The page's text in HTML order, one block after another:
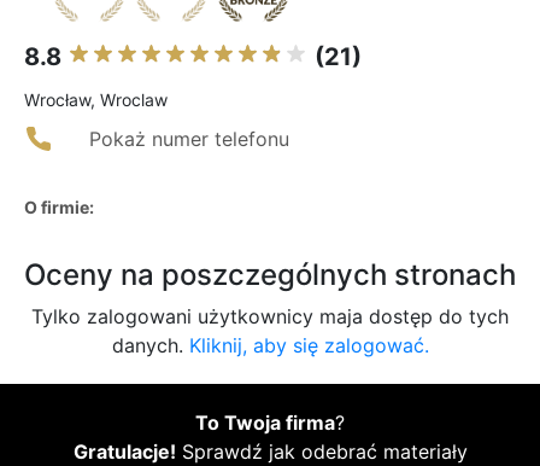
8.8 (21)
Wrocław, Wroclaw
Pokaż numer telefonu
O firmie:
Oceny na poszczególnych stronach
Tylko zalogowani użytkownicy maja dostęp do tych
danych. Kliknij, aby się zalogować.
To Twoja firma?
Gratulacje! Sprawdź jak odebrać materiały